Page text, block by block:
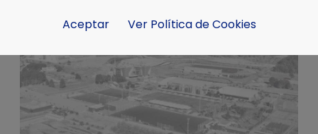
Aceptar Ver Política de Cookies